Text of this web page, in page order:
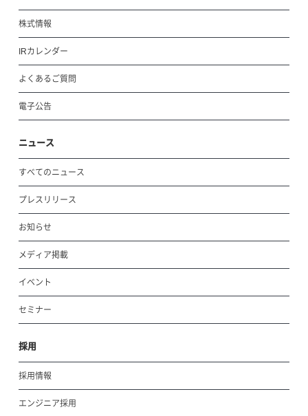
株式情報
IRカレンダー
よくあるご質問
電子公告
ニュース
すべてのニュース
プレスリリース
お知らせ
メディア掲載
イベント
セミナー
採用
採用情報
エンジニア採用